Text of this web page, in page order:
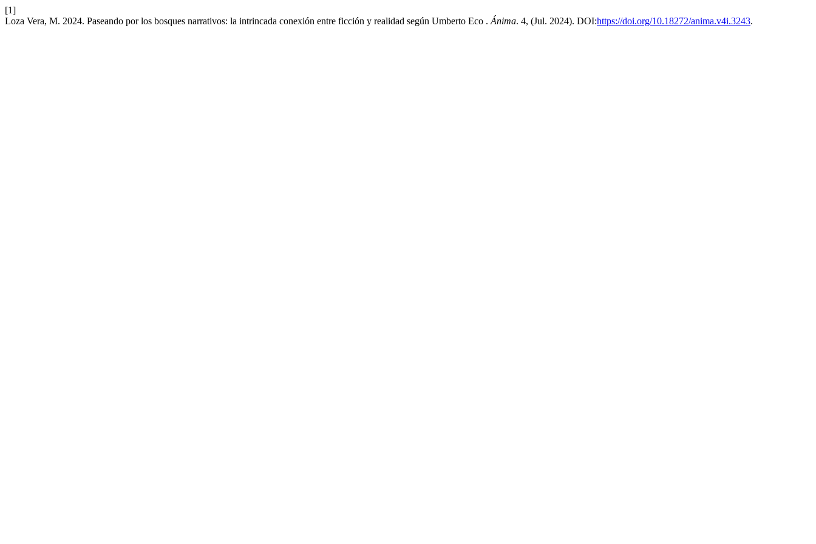
[1]
Loza Vera, M. 2024. Paseando por los bosques narrativos: la intrincada conexión entre ficción y realidad según Umberto Eco . Ánima. 4, (Jul. 2024). DOI:https://doi.org/10.18272/anima.v4i.3243.